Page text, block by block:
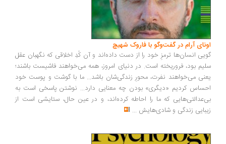
اونای آرام در گفت‌وگو با فاروک شهیچ‭
گویی انسان‌ها ترمزِ خود را از دست داده‌اند و آن کُدِ اخلاقی که نگهبان عقل
سلیم بود، فروریخته است. در دنیای امروز، همه می‌خواهند فاشیست باشند؛
یعنی می‌خواهند نفرت، محورِ زندگی‌شان باشد... ما با گوشت و پوست خود
احساس کردیم «دیگری» بودن چه معنایی دارد... نوشتن پاسخی است به
بی‌عدالتی‌هایی که ما را احاطه کرده‌اند، و در عین حال، ستایشی است از
زیبایی زندگی و شادی‌هایش ...